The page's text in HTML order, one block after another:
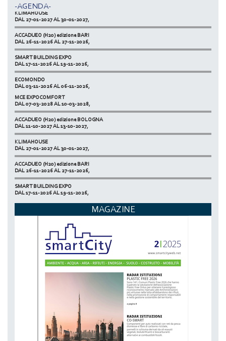
-AGENDA-
KLIMAHOUSE
DAL 27-01-2027 AL 30-01-2027,
ACCADUEO (H20) edizione BARI
DAL 26-11-2026 AL 27-11-2026,
SMART BUILDING EXPO
DAL 17-11-2026 AL 19-11-2026,
ECOMONDO
DAL 03-11-2026 AL 06-11-2026,
NETZERO MILAN - EXPO SUMMIT
DAL 20-10-2026 AL 22-10-2026,
MCE EXPOCOMFORT
DAL 07-03-2028 AL 10-03-2028,
ACCADUEO (H20) edizione BOLOGNA
DAL 11-10-2027 AL 13-10-2027,
KLIMAHOUSE
DAL 27-01-2027 AL 30-01-2027,
ACCADUEO (H20) edizione BARI
DAL 26-11-2026 AL 27-11-2026,
SMART BUILDING EXPO
DAL 17-11-2026 AL 19-11-2026,
NETZERO MILAN - EXPO SUMMIT
DAL 20-10-2026 AL 22-10-2026,
MAGAZINE